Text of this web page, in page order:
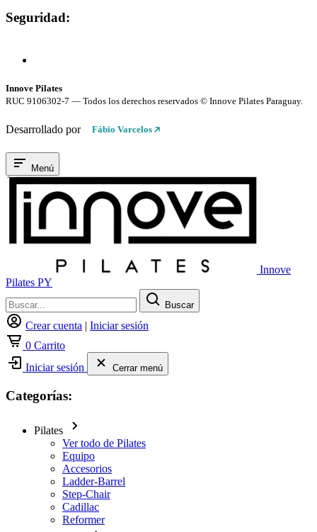
Seguridad:
Innove Pilates
RUC 9106302-7 — Todos los derechos reservados © Innove Pilates Paraguay.
Desarrollado por Fábio Varcelos
Menú
Innove
Pilates PY
Buscar
Crear cuenta | Iniciar sesión
0 Carrito
Iniciar sesión
Cerrar menú
Categorías:
Pilates
Ver todo de Pilates
Equipo
Accesorios
Ladder-Barrel
Step-Chair
Cadillac
Reformer